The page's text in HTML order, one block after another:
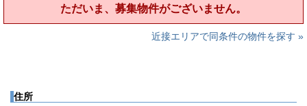
ただいま、募集物件がございません。
近接エリアで同条件の物件を探す »
住所